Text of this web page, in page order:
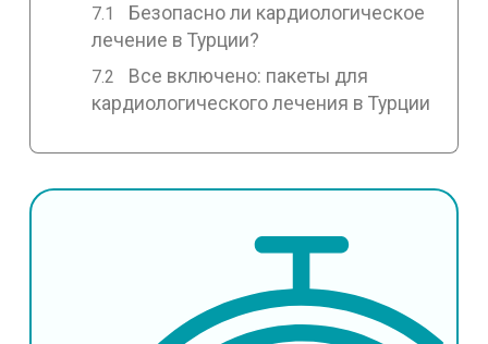
Безопасно ли кардиологическое
лечение в Турции?
Все включено: пакеты для
кардиологического лечения в Турции